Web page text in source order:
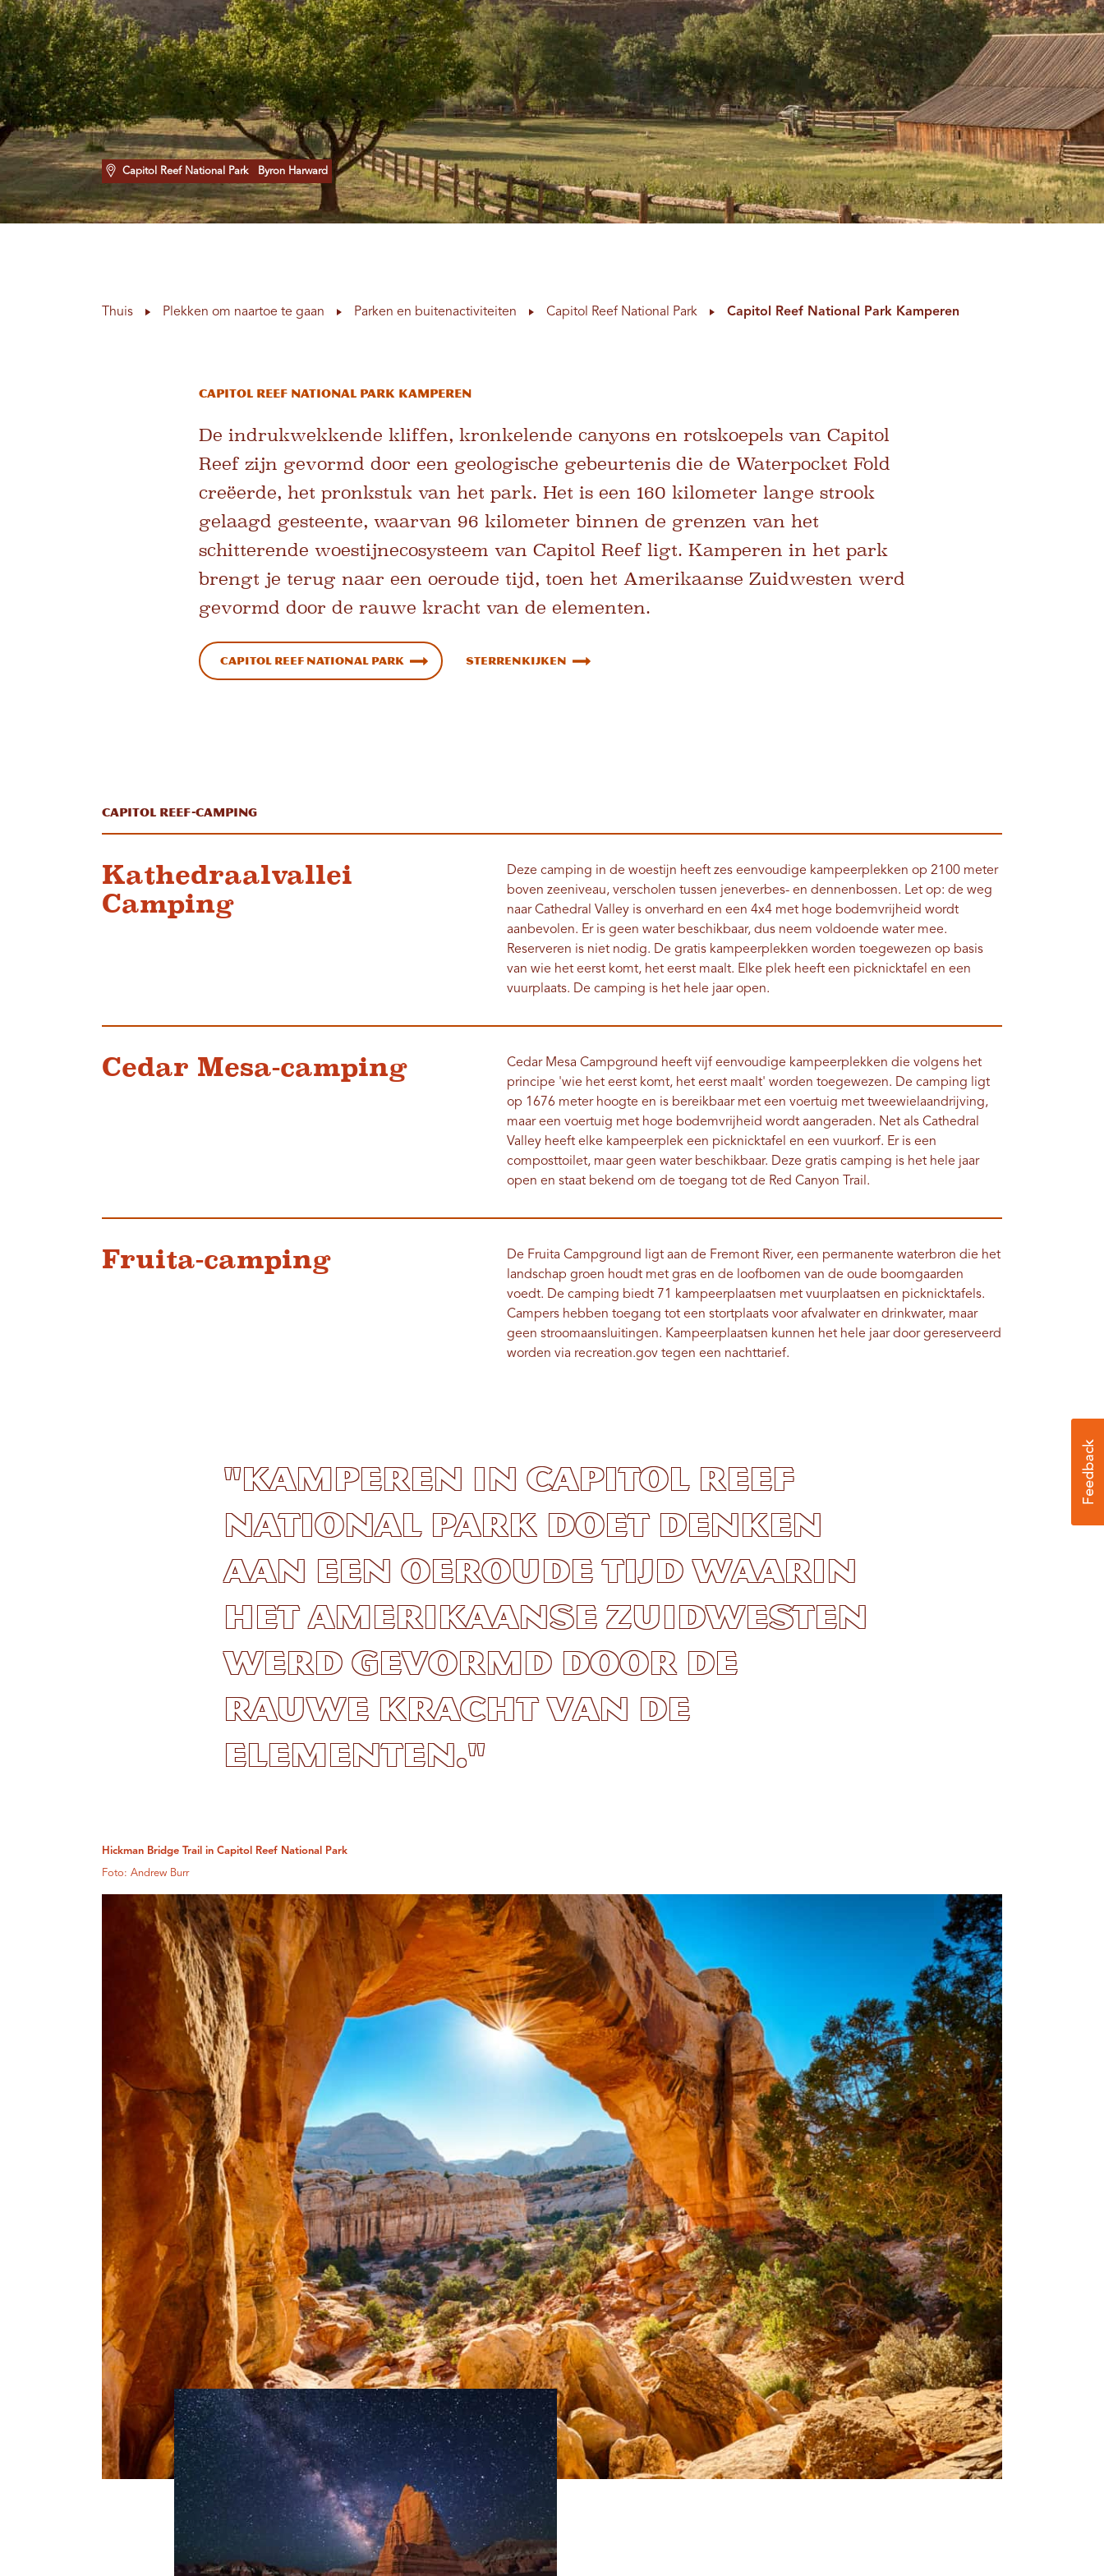
Capitol Reef National Park Byron Harward
Thuis Plekken om naartoe te gaan Parken en buitenactiviteiten Capitol Reef National Park Capitol Reef National Park Kamperen
Capitol Reef National Park Kamperen
De indrukwekkende kliffen, kronkelende canyons en rotskoepels van Capitol
Reef zijn gevormd door een geologische gebeurtenis die de Waterpocket Fold
creëerde, het pronkstuk van het park. Het is een 160 kilometer lange strook
gelaagd gesteente, waarvan 96 kilometer binnen de grenzen van het
schitterende woestijnecosysteem van Capitol Reef ligt. Kamperen in het park
brengt je terug naar een oeroude tijd, toen het Amerikaanse Zuidwesten werd
gevormd door de rauwe kracht van de elementen.
Capitol Reef National Park Sterrenkijken
Capitol Reef-camping
Kathedraalvallei
Camping
Deze camping in de woestijn heeft zes eenvoudige kampeerplekken op 2100 meter
boven zeeniveau, verscholen tussen jeneverbes- en dennenbossen. Let op: de weg
naar Cathedral Valley is onverhard en een 4x4 met hoge bodemvrijheid wordt
aanbevolen. Er is geen water beschikbaar, dus neem voldoende water mee.
Reserveren is niet nodig. De gratis kampeerplekken worden toegewezen op basis
van wie het eerst komt, het eerst maalt. Elke plek heeft een picknicktafel en een
vuurplaats. De camping is het hele jaar open.
Cedar Mesa-camping
Cedar Mesa Campground heeft vijf eenvoudige kampeerplekken die volgens het
principe 'wie het eerst komt, het eerst maalt' worden toegewezen. De camping ligt
op 1676 meter hoogte en is bereikbaar met een voertuig met tweewielaandrijving,
maar een voertuig met hoge bodemvrijheid wordt aangeraden. Net als Cathedral
Valley heeft elke kampeerplek een picknicktafel en een vuurkorf. Er is een
composttoilet, maar geen water beschikbaar. Deze gratis camping is het hele jaar
open en staat bekend om de toegang tot de Red Canyon Trail.
Fruita-camping
De Fruita Campground ligt aan de Fremont River, een permanente waterbron die het
landschap groen houdt met gras en de loofbomen van de oude boomgaarden
voedt. De camping biedt 71 kampeerplaatsen met vuurplaatsen en picknicktafels.
Campers hebben toegang tot een stortplaats voor afvalwater en drinkwater, maar
geen stroomaansluitingen. Kampeerplaatsen kunnen het hele jaar door gereserveerd
worden via recreation.gov tegen een nachttarief.
"Kamperen in Capitol Reef
National Park doet denken
aan een oeroude tijd waarin
het Amerikaanse Zuidwesten
werd gevormd door de
rauwe kracht van de
elementen."
Hickman Bridge Trail in Capitol Reef National Park
Foto: Andrew Burr